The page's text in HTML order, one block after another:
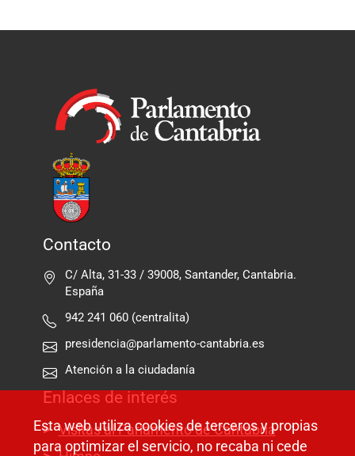
Contacto
C/ Alta, 31-33 / 39008, Santander, Cantabria.
España
942 241 060 (centralita)
presidencia@parlamento-cantabria.es
Atención a la ciudadanía
Enlaces de interés
Visitas al Parlamento de Cantabria
Esta web utiliza cookies de terceros y propias
para optimizar el servicio, no recaba ni cede